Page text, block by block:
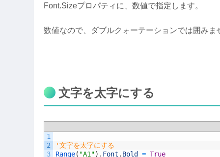
Font.Sizeプロパティに、数値で指定します。
数値なので、ダブルクォーテーションでは囲みま
文字を太字にする
1
2
3
'文字を太字にする
Range( "A1") . Font . Bold = True